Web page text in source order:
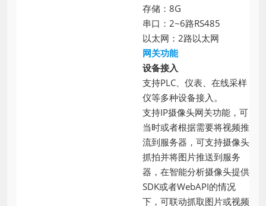
存储：8G
串口：2~6路RS485
以太网：2路以太网
网关功能
设备接入
支持PLC、仪表、在线采样
仪等多种设备接入。
支持IP摄像头网关功能，可
当时或者根据需要将视频推
流到服务器，可支持摄像头
抓拍并将图片推送到服务
器，在智能分析摄像头提供
SDK或者WebAPI的情况
下，可联动抓取图片或视频